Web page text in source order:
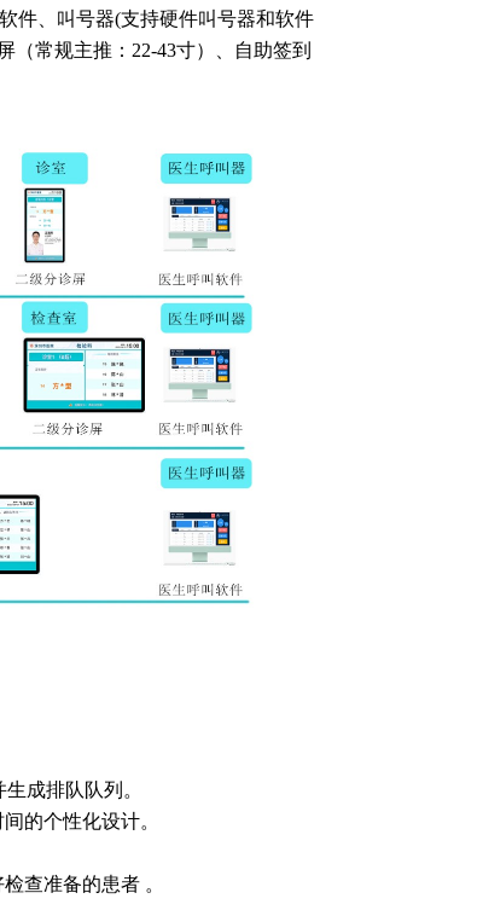
、叫号器(支持硬件叫号器和软件
（常规主推：22-43寸）、自助签到
成排队队列。
的个性化设计。
查准备的患者 。